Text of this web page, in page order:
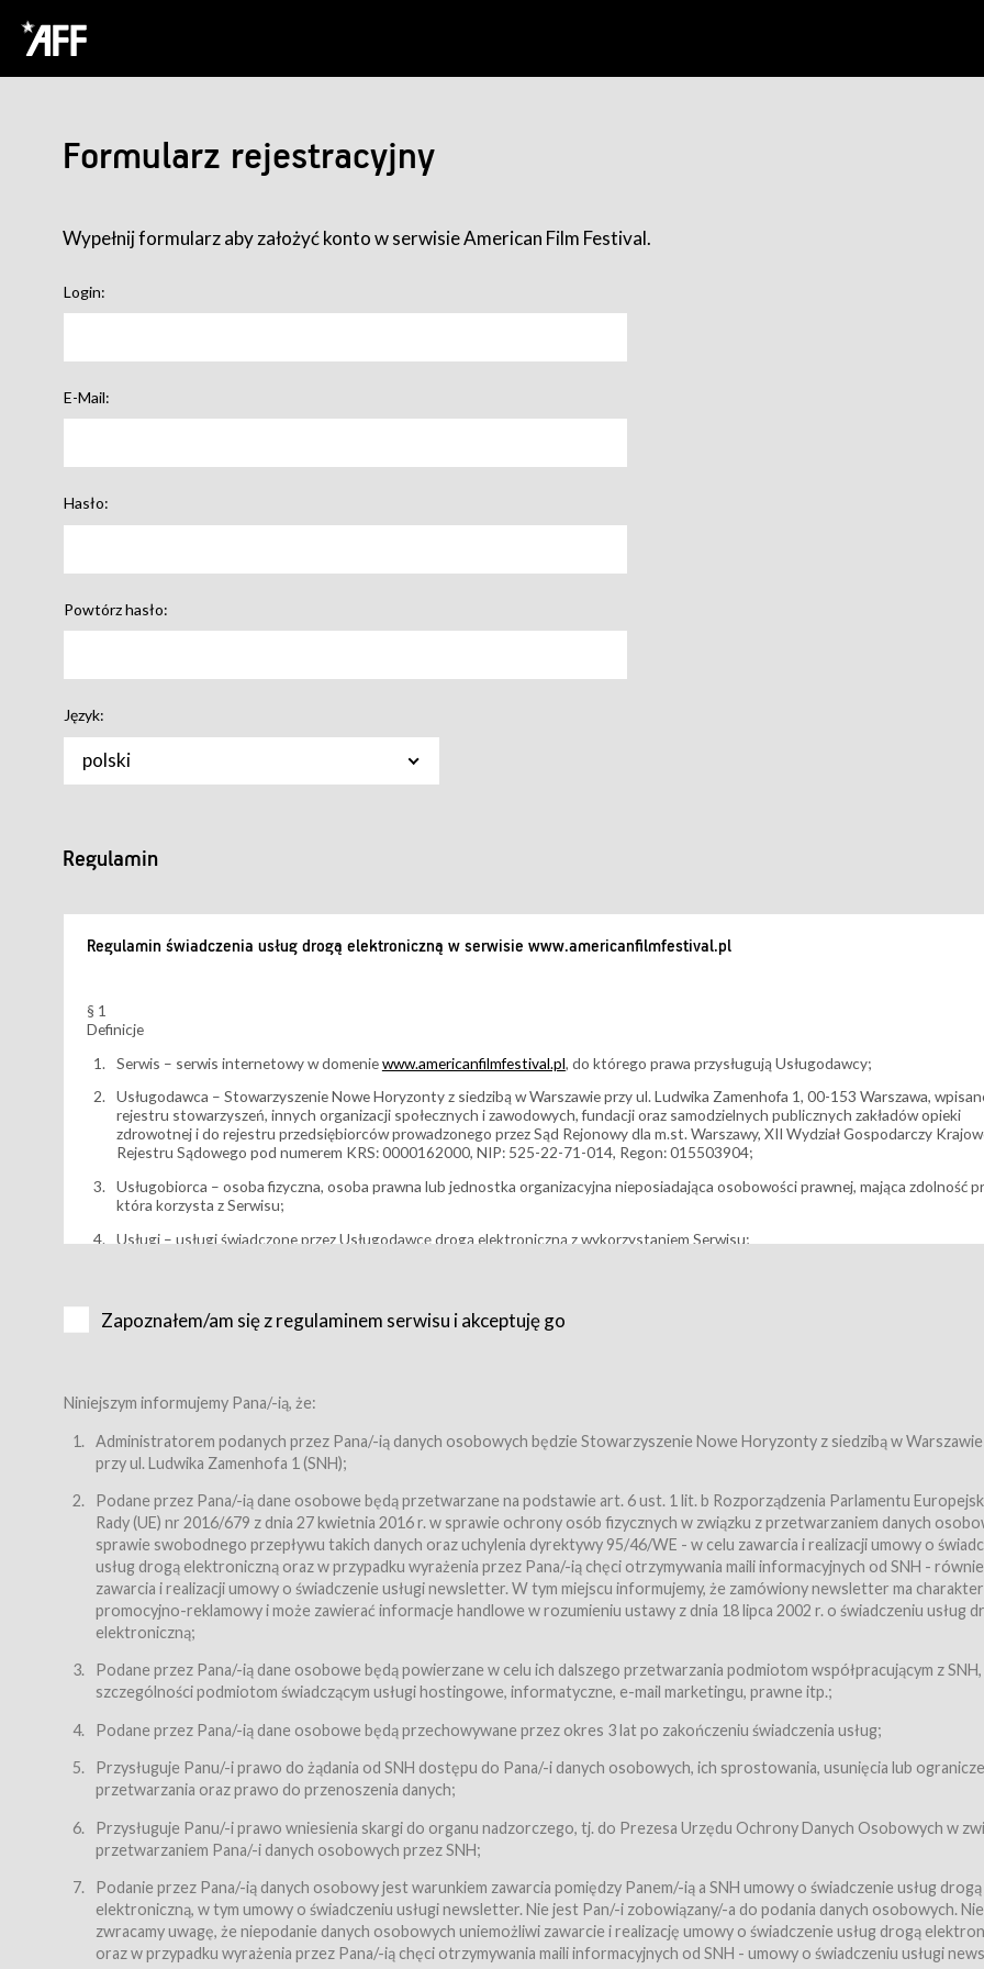
Formularz rejestracyjny
Wypełnij formularz aby założyć konto w serwisie American Film Festival.
Login:
E-Mail:
Hasło:
Powtórz hasło:
Język:
polski
Regulamin
Regulamin świadczenia usług drogą elektroniczną w serwisie www.americanfilmfestival.pl
§ 1
Definicje
Serwis – serwis internetowy w domeniewww.americanfilmfestival.pl, do którego prawa przysługują Usługodawcy;
Usługodawca – Stowarzyszenie Nowe Horyzonty z siedzibą w Warszawie przy ul. Ludwika Zamenhofa 1, 00-153 Warszawa,
rejestru stowarzyszeń, innych organizacji społecznych i zawodowych, fundacji oraz samodzielnych publicznych zakładów opieki
zdrowotnej i do rejestru przedsiębiorców prowadzonego przez Sąd Rejonowy dla m.st. Warszawy, XII Wydział Gospodarczy
Rejestru Sądowego pod numerem KRS: 0000162000, NIP: 525-22-71-014, Regon: 015503904;
Usługobiorca – osoba fizyczna, osoba prawna lub jednostka organizacyjna nieposiadająca osobowości prawnej, mająca zdolność
która korzysta z Serwisu;
Usługi – usługi świadczone przez Usługodawcę drogą elektroniczną z wykorzystaniem Serwisu;
Karnety – wybrane dokumenty potwierdzające zawarcie umowy z Usługodawcą i uprawniające do wzięcia udziału w Wydarzeniu,
Bilety – wybrane dokumenty potwierdzające zawarcie umowy z Usługodawcą i uprawniające do wzięcia udziału w Wydarzeniu,
przewidziane przez Usługodawcę dla danego Wydarzenia, tj. uprawniające do uczestnictwa w wielu albo w pojedynczych seansach
filmowych, wydarzeniach specjalnych i koncertach;
Sklep – sklep internetowy prowadzony przez Usługodawcę w Serwisie;
Regulamin – niniejszy regulamin.
§ 2
Postanowienia ogólne
Regulamin określa zasady:
świadczenia Usługobiorcom Usług przez Usługodawcę, z zastrzeżeniem usług, o których mowa w ust. 2 pkt. 4 i 5 poniżej,
zasady świadczenia precyzują odrębne regulaminy,
przetwarzania przez Usługodawcę danych osobowych Usługobiorców będących osobami fizycznymi.
Usługodawca świadczy w szczególności następujące Usługi:Usługodawca świadczy Usługi drogą elektroniczną w rozumieniu
dnia 18 lipca 2002 r. o świadczeniu usług drogą elektroniczną (Dz.U. z 2002 r., Nr 144, poz. 1204, z późń. zm.). Usługi świadczone są
nieodpłatnie.
usługę przeglądania i odczytywania przez Usługobiorców materiałów zamieszczanych w Serwisie,
usługę newsletter,
usługę zawierania na odległość umów nabycia Karnetów i Biletów,
usługę zawierania na odległość umów sprzedaży w Sklepie.
Usługodawca świadczy Usługi drogą elektroniczną w rozumieniu ustawy z dnia 18 lipca 2002 r. o świadczeniu usług drogą
(Dz.U. z 2002 r., Nr 144, poz. 1204, z późń. zm.). Usługi świadczone są nieodpłatnie.
Zapoznałem/am się z regulaminem serwisu i akceptuję go
Niniejszym informujemy Pana/-ią, że:
Administratorem podanych przez Pana/-ią danych osobowych będzie Stowarzyszenie Nowe Horyzonty z siedzibą w
przy ul. Ludwika Zamenhofa 1 (SNH);
Podane przez Pana/-ią dane osobowe będą przetwarzane na podstawie art. 6 ust. 1 lit. b Rozporządzenia Parlamentu
Rady (UE) nr 2016/679 z dnia 27 kwietnia 2016 r. w sprawie ochrony osób fizycznych w związku z przetwarzaniem danych
sprawie swobodnego przepływu takich danych oraz uchylenia dyrektywy 95/46/WE - w celu zawarcia i realizacji umowy o
usług drogą elektroniczną oraz w przypadku wyrażenia przez Pana/-ią chęci otrzymywania maili informacyjnych od SNH -
zawarcia i realizacji umowy o świadczenie usługi newsletter. W tym miejscu informujemy, że zamówiony newsletter ma charakter
promocyjno-reklamowy i może zawierać informacje handlowe w rozumieniu ustawy z dnia 18 lipca 2002 r. o świadczeniu usług
elektroniczną;
Podane przez Pana/-ią dane osobowe będą powierzane w celu ich dalszego przetwarzania podmiotom współpracującym z
szczególności podmiotom świadczącym usługi hostingowe, informatyczne, e-mail marketingu, prawne itp.;
Podane przez Pana/-ią dane osobowe będą przechowywane przez okres 3 lat po zakończeniu świadczenia usług;
Przysługuje Panu/-i prawo do żądania od SNH dostępu do Pana/-i danych osobowych, ich sprostowania, usunięcia lub
przetwarzania oraz prawo do przenoszenia danych;
Przysługuje Panu/-i prawo wniesienia skargi do organu nadzorczego, tj. do Prezesa Urzędu Ochrony Danych Osobowych w
przetwarzaniem Pana/-i danych osobowych przez SNH;
Podanie przez Pana/-ią danych osobowy jest warunkiem zawarcia pomiędzy Panem/-ią a SNH umowy o świadczenie usług drogą
elektroniczną, w tym umowy o świadczeniu usługi newsletter. Nie jest Pan/-i zobowiązany/-a do podania danych osobowych.
zwracamy uwagę, że niepodanie danych osobowych uniemożliwi zawarcie i realizację umowy o świadczenie usług drogą
oraz w przypadku wyrażenia przez Pana/-ią chęci otrzymywania maili informacyjnych od SNH - umowy o świadczeniu usługi